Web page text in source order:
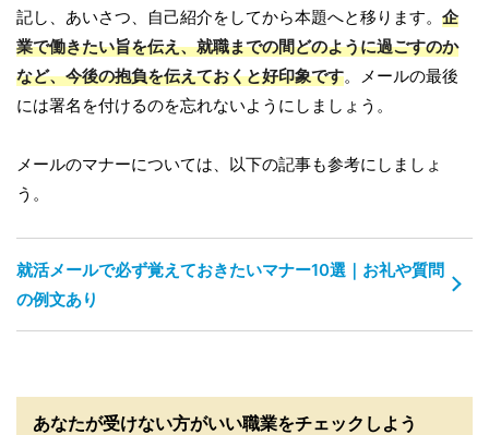
記し、あいさつ、自己紹介をしてから本題へと移ります。 企
業で働きたい旨を伝え、就職までの間どのように過ごすのか
など、今後の抱負を伝えておくと好印象です。メールの最後
には署名を付けるのを忘れないようにしましょう。
メールのマナーについては、以下の記事も参考にしましょ
う。
就活メールで必ず覚えておきたいマナー10選｜お礼や質問
の例文あり
あなたが受けない方がいい職業をチェックしよう